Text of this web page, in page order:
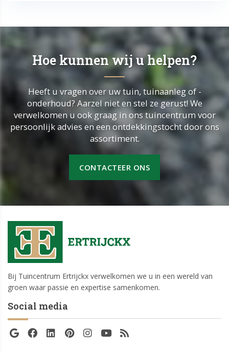
Hoe kunnen wij u helpen?
Heeft u vragen over uw tuin, tuinaanleg of -
onderhoud? Aarzel niet en stel ze gerust! We
verwelkomen u ook graag in ons tuincentrum voor
persoonlijk advies en een ontdekkingstocht door ons
assortiment.
CONTACTEER ONS
Bij Tuincentrum Ertrijckx verwelkomen we u in een wereld van
groen waar passie en expertise samenkomen.
Social media